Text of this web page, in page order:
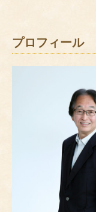
プロフィール